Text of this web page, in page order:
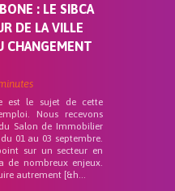
: LE SIBCA
DE LA VILLE
CHANGEMENT
est le sujet de cette
Nous recevons
Salon de Immobilier
01 au 03 septembre.
sur un secteur en
de nombreux enjeux.
autrement [&h...